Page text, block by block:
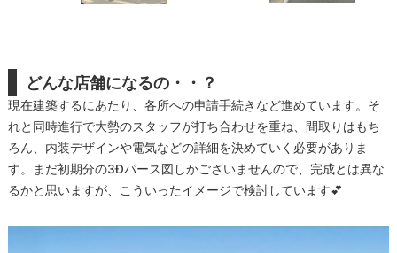
どんな店舗になるの・・？
現在建築するにあたり、各所への申請手続きなど進めています。そ
れと同時進行で大勢のスタッフが打ち合わせを重ね、間取りはもち
ろん、内装デザインや電気などの詳細を決めていく必要がありま
す。まだ初期分の3Ðパース図しかございませんので、完成とは異な
るかと思いますが、こういったイメージで検討しています💕